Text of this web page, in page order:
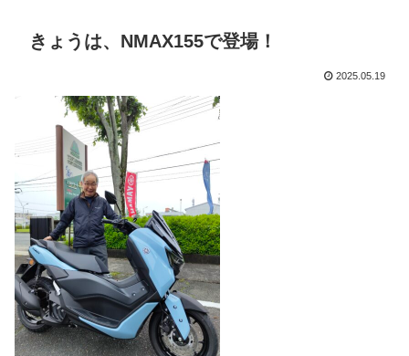
きょうは、NMAX155で登場！
2025.05.19